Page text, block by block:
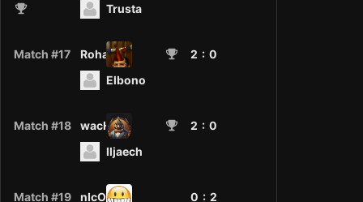
Trusta
Match #17 RohanM 2 : 0
Elbono
Match #18 wacH7L 2 : 0
Iljaech
Match #19 nIcO.de 0 : 2